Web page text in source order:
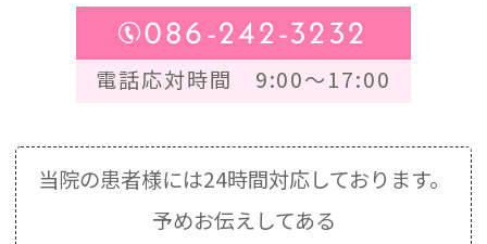
086-242-3232
電話応対時間 9:00～17:00
当院の患者様には24時間対応しております。
予めお伝えしてある